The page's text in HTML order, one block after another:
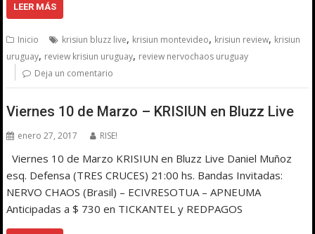
LEER MÁS
Inicio krisiun bluzz live, krisiun montevideo, krisiun review, krisiun
uruguay, review krisiun uruguay, review nervochaos uruguay
Deja un comentario
Viernes 10 de Marzo – KRISIUN en Bluzz Live
enero 27, 2017 RISE!
Viernes 10 de Marzo KRISIUN en Bluzz Live Daniel Muñoz
esq. Defensa (TRES CRUCES) 21:00 hs. Bandas Invitadas:
NERVO CHAOS (Brasil) – ECIVRESOTUA – APNEUMA
Anticipadas a $ 730 en TICKANTEL y REDPAGOS